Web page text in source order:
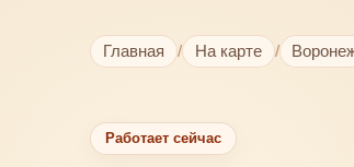
Главная / На карте /
Работает сейчас